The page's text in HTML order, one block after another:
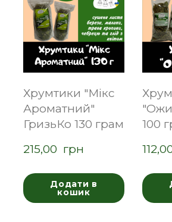
Хрумтики "Мікс
Ароматний"
ГризьКо 130 грам
215,00  грн
Додати в
кошик
100